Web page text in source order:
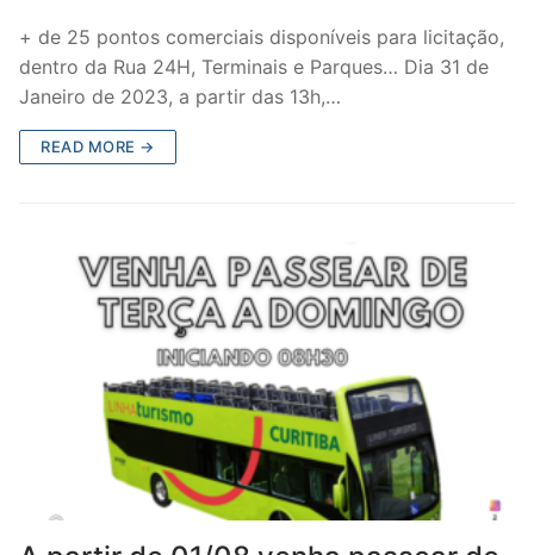
+ de 25 pontos comerciais disponíveis para licitação,
dentro da Rua 24H, Terminais e Parques… Dia 31 de
Janeiro de 2023, a partir das 13h,…
READ MORE →